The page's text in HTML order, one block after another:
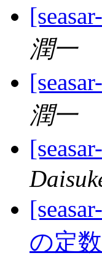
潤一
潤一
の定